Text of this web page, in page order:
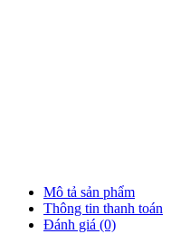
Mô tả sản phẩm
Thông tin thanh toán
Đánh giá (0)